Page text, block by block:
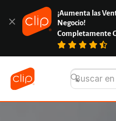
¡Aumenta las
Negocio!
Completamente